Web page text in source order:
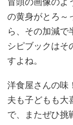
の黄身がとろ～
ら、その加減で
シピブックはそ
すよね。
洋食屋さんの味！
夫も子どもも大
で、またぜひ挑